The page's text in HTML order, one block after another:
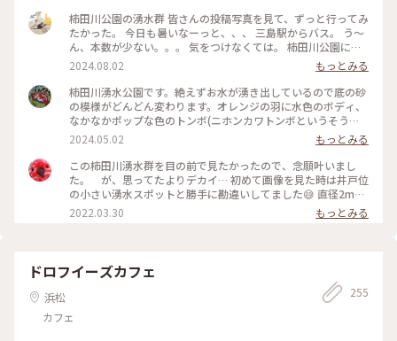
柿田川公園の湧水群 皆さんの投稿写真を見て、ずっと行ってみ
たかった。 今日も暑いなーっと、、、 三島駅からバス。 う～
ん、本数が少ない。。。 気をつけなくては。 柿田川公園に到
着。 入り口に、道順を示す看板がある。 なんて親切！ 広場の
賑やかな子供達の声を背中に、道順通り、鬱蒼と茂る木々の小
道を歩いていくと、、、美しい湧水。。。 皆さんの写真の通
り！ しかも！ はぁぁ〜、なんて涼しいの？！ 途中で貴船神
社にご挨拶。 『お邪魔しております。綺麗なお水をありがとう
るのも嬉しい。 みしまコロッケとお水でランチ。 湧水の小路
のを抜けると、ゆったりと流れる柿田川。 みしまの町は、綺
麗な水が至る所に流れる、素敵な町でした。
2024.08.02
もっとみる
柿田川湧水公園です。絶えずお水が湧き出しているので底の砂
の模様がどんどん変わります。オレンジの羽に水色のボディ、
なかなかポップな色のトンボ(ニホンカワトンボというそうで
す)にも会えました。#静岡県#柿田川湧水公園
2024.05.02
もっとみる
この柿田川湧水群を目の前で見たかったので、念願叶いまし
た。 が、思ってたよりデカイ… 初めて画像を見た時は井戸位
の小さい湧水スポットと勝手に勘違いしてました😅 直径2mは
ありそうでした。陽が射し込むと青くみえます。 #ヒーリング
旅 #三島 #柿田川湧水公園
2022.03.30 もっとみる
ドロフイーズカフェ
浜松
カフェ
255